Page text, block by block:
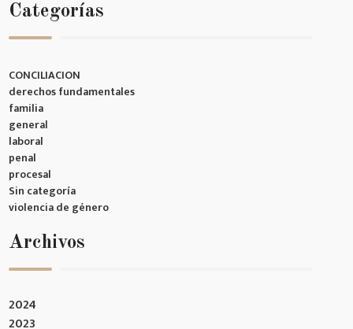
Categorías
CONCILIACION
derechos fundamentales
familia
general
laboral
penal
procesal
Sin categoría
violencia de género
Archivos
2024
2023